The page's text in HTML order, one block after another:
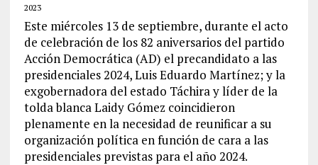
2023
Este miércoles 13 de septiembre, durante el acto
de celebración de los 82 aniversarios del partido
Acción Democrática (AD) el precandidato a las
presidenciales 2024, Luis Eduardo Martínez; y la
exgobernadora del estado Táchira y líder de la
tolda blanca Laidy Gómez coincidieron
plenamente en la necesidad de reunificar a su
organización política en función de cara a las
presidenciales previstas para el año 2024.